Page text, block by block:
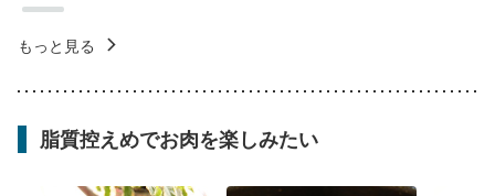
もっと見る
脂質控えめでお肉を楽しみたい